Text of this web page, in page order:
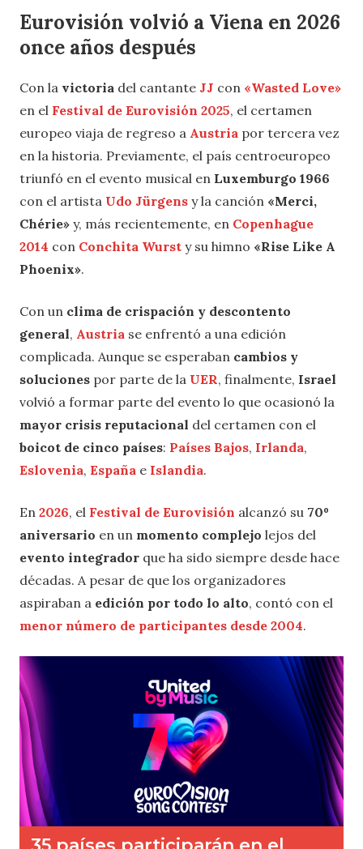
Eurovisión volvió a Viena en 2026
once años después
Con la victoria del cantante JJ con «Wasted Love»
en el Festival de Eurovisión 2025, el certamen
europeo viaja de regreso a Austria por tercera vez
en la historia. Previamente, el país centroeuropeo
triunfó en el evento musical en Luxemburgo 1966
con el artista Udo Jürgens y la canción «Merci,
Chérie» y, más recientemente, en Copenhague
2014 con Conchita Wurst y su himno «Rise Like A
Phoenix».
Con un clima de crispación y descontento
general, Austria se enfrentó a una edición
complicada. Aunque se esperaban cambios y
soluciones por parte de la UER, finalmente, Israel
volvió a formar parte del evento lo que ocasionó la
mayor crisis reputacional del certamen con el
boicot de cinco países: Países Bajos, Irlanda,
Eslovenia, España e Islandia.
En 2026, el Festival de Eurovisión alcanzó su 70º
aniversario en un momento complejo lejos del
evento integrador que ha sido siempre desde hace
décadas. A pesar de que los organizadores
aspiraban a edición por todo lo alto, contó con el
menor número de participantes desde 2004.